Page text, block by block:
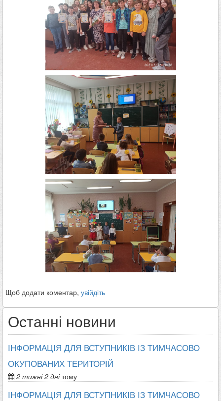
Щоб додати коментар, увійдіть
Останні новини
ІНФОРМАЦІЯ ДЛЯ ВСТУПНИКІВ ІЗ ТИМЧАСОВО
ОКУПОВАНИХ ТЕРИТОРІЙ
2 тижні 2 днітому
ІНФОРМАЦІЯ ДЛЯ ВСТУПНИКІВ ІЗ ТИМЧАСОВО